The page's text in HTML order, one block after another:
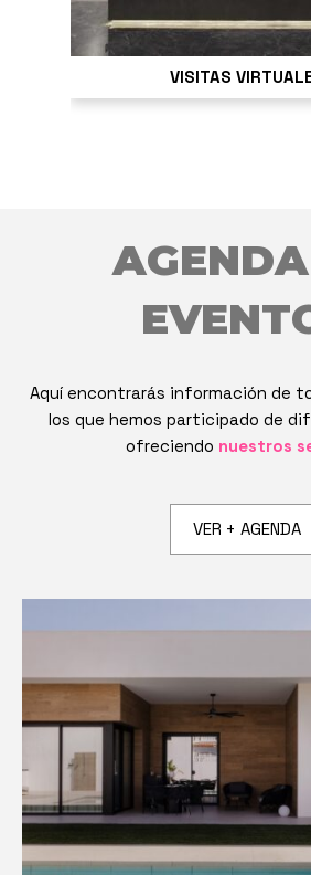
VISITAS
Aquí encontrarás información de
los que hemos participado de
ofreciendo nuestros
VER + AGENDA